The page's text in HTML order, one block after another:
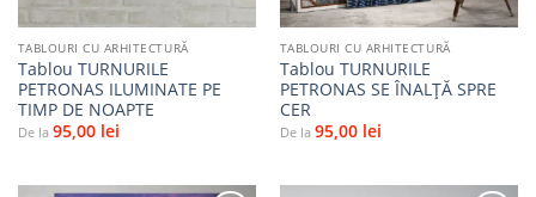
TABLOURI CU ARHITECTURĂ
Tablou TURNURILE
PETRONAS ILUMINATE PE
TIMP DE NOAPTE
De la 95,00 lei
TABLOURI CU ARHITECTURĂ
Tablou TURNURILE
PETRONAS SE ÎNALȚĂ SPRE
CER
De la 95,00 lei